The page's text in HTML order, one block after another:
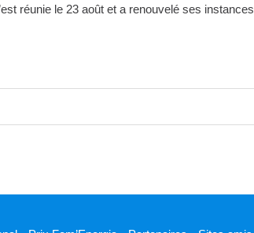
réunie le 23 août et a renouvelé ses instances